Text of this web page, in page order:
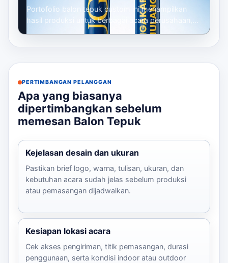
Portofolio balon tepuk custom ini menampilkan
hasil produksi untuk berbagai acara perusahaan,
mulai dari gathering, seminar, launc...
PERTIMBANGAN PELANGGAN
Apa yang biasanya
dipertimbangkan sebelum
memesan Balon Tepuk
Kejelasan desain dan ukuran
Pastikan brief logo, warna, tulisan, ukuran, dan
kebutuhan acara sudah jelas sebelum produksi
atau pemasangan dijadwalkan.
Kesiapan lokasi acara
Cek akses pengiriman, titik pemasangan, durasi
penggunaan, serta kondisi indoor atau outdoor